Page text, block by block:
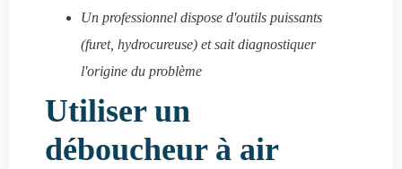
Un professionnel dispose d'outils puissants
(furet, hydrocureuse) et sait diagnostiquer
l'origine du problème
Utiliser un
déboucheur à air